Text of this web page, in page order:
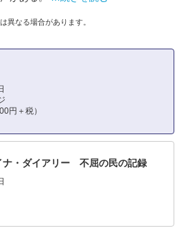
異なる場合があります。
円＋税）
ナ・ダイアリー 不屈の民の記録